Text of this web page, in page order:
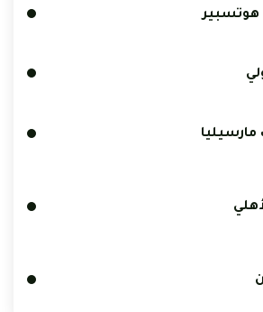
هوتسبير
مارسيليا